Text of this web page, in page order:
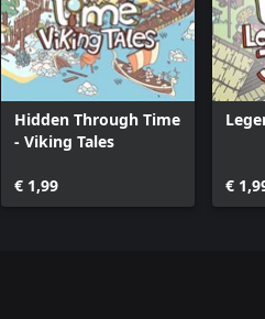
Hidden Through Time
- Viking Tales
€ 1,99 €